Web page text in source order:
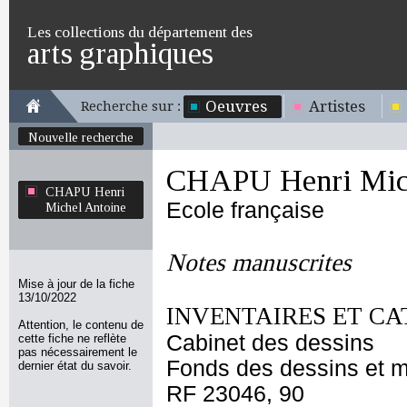
Les collections du département des
arts graphiques
Recherche sur : Oeuvres Artistes
Nouvelle recherche
CHAPU Henri
Michel Antoine
Mise à jour de la fiche
13/10/2022
Attention, le contenu de
cette fiche ne reflète
pas nécessairement le
dernier état du savoir.
CHAPU Henri
Ecole française
Notes manuscrites
INVENTAIRES ET
Cabinet des dessins
Fonds des dessins et
RF 23046, 90